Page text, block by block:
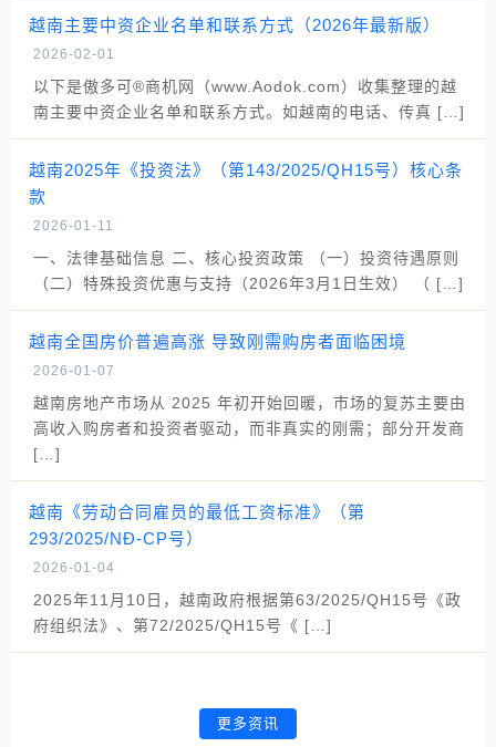
越南主要中资企业名单和联系方式（2026年最新版）
2026-02-01
以下是傲多可®商机网（www.Aodok.com）收集整理的越
南主要中资企业名单和联系方式。如越南的电话、传真 […]
越南2025年《投资法》（第143/2025/QH15号）核心条
款
2026-01-11
一、法律基础信息 二、核心投资政策 （一）投资待遇原则
（二）特殊投资优惠与支持（2026年3月1日生效） （ […]
越南全国房价普遍高涨 导致刚需购房者面临困境
2026-01-07
越南房地产市场从 2025 年初开始回暖，市场的复苏主要由
高收入购房者和投资者驱动，而非真实的刚需；部分开发商
[…]
越南《劳动合同雇员的最低工资标准》（第
293/2025/NĐ-CP号）
2026-01-04
2025年11月10日，越南政府根据第63/2025/QH15号《政
府组织法》、第72/2025/QH15号《 […]
更多资讯